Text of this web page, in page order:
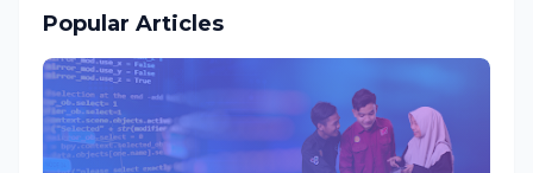
Popular Articles